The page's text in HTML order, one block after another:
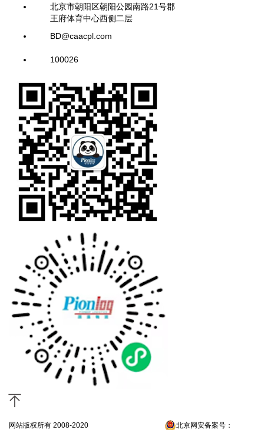
北京市朝阳区朝阳公园南路21号郡
王府体育中心西侧二层
BD@caacpl.com
100026
网站版权所有 2008-2020 北京网安备案号：